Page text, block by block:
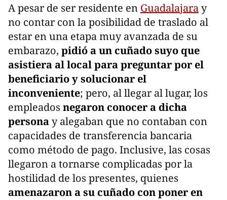
A pesar de ser residente en Guadalajaray
no contar con la posibilidad de traslado al
estar en una etapa muy avanzada de su
embarazo, pidió a un cuñado suyo que
asistiera al local para preguntar por el
beneficiario y solucionar el
inconveniente; pero, al llegar al lugar, los
empleados negaron conocer a dicha
personay alegaban que no contaban con
capacidades de transferencia bancaria
como método de pago. Inclusive, las cosas
llegaron a tornarse complicadas por la
hostilidad de los presentes, quienes
amenazaron a su cuñado con poner en